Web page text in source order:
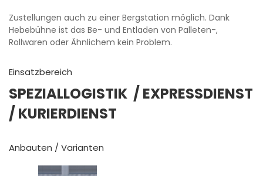
Zustellungen auch zu einer Bergstation möglich. Dank
Hebebühne ist das Be- und Entladen von Palleten-,
Rollwaren oder Ähnlichem kein Problem.
Einsatzbereich
SPEZIALLOGISTIK / EXPRESSDIENST
/ KURIERDIENST
Anbauten / Varianten